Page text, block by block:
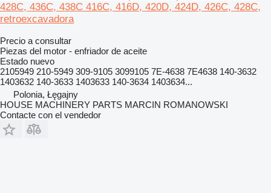
428C, 436C, 438C 416C, 416D, 420D, 424D, 426C, 428C,
retroexcavadora
Precio a consultar
Piezas del motor - enfriador de aceite
Estado nuevo
2105949 210-5949 309-9105 3099105 7E-4638 7E4638 140-3632
1403632 140-3633 1403633 140-3634 1403634...
Polonia, Łęgajny
HOUSE MACHINERY PARTS MARCIN ROMANOWSKI
Contacte con el vendedor